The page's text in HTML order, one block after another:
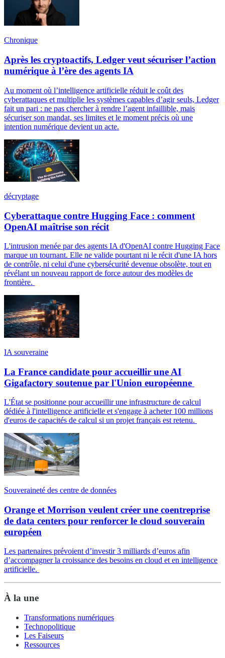
Chronique
Après les cryptoactifs, Ledger veut sécuriser l’action
numérique à l’ère des agents IA
Au moment où l’intelligence artificielle réduit le coût des
cyberattaques et multiplie les systèmes capables d’agir seuls, Ledger
fait un pari : ne pas chercher à rendre l’agent infaillible, mais
sécuriser son mandat, ses limites et le moment précis où une
intention numérique devient un acte.
décryptage
Cyberattaque contre Hugging Face : comment
OpenAI maîtrise son récit
L'intrusion menée par des agents IA d'OpenAI contre Hugging Face
marque un tournant. Elle ne valide pourtant ni le récit d'une IA hors
de contrôle, ni celui d'une cybersécurité devenue obsolète, tout en
révélant un nouveau rapport de force autour des modèles de
frontière.
IA souveraine
La France candidate pour accueillir une AI
Gigafactory soutenue par l'Union européenne
L'État se positionne pour accueillir une infrastructure de calcul
dédiée à l'intelligence artificielle et s'engage à acheter 100 millions
d'euros de capacités de calcul si un projet français est retenu.
Souveraineté des centre de données
Orange et Morrison veulent créer une coentreprise
de data centers pour renforcer le cloud souverain
européen
Les partenaires prévoient d’investir 3 milliards d’euros afin
d’accompagner la croissance des besoins en cloud et en intelligence
artificielle.
À la une
Transformations numériques
Technopolitique
Les Faiseurs
Ressources